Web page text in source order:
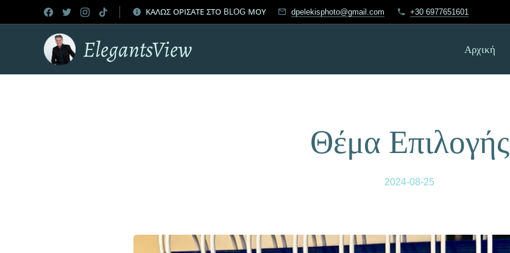
ΚΑΛΩΣ ΟΡΙΣΑΤΕ ΣΤΟ BLOG ΜΟΥ dpelekisphoto@gmail.com +30 6977651601
ElegantsView Αρχική
Θέμα Επιλογής
2024-08-25